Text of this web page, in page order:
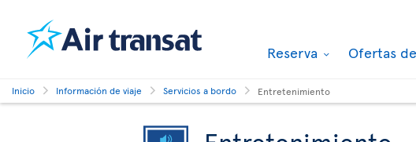
Reserva Ofertas
Inicio Información de viaje Servicios a bordo Entretenimiento